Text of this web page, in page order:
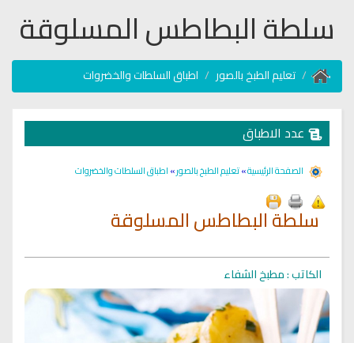
سلطة البطاطس المسلوقة
تعليم الطبخ بالصور اطباق السلطات والخضروات
عدد الاطباق
الصفحة الرئيسية»تعليم الطبخ بالصور»اطباق السلطات والخضروات
سلطة البطاطس المسلوقة
الكاتب : مطبخ الشفاء